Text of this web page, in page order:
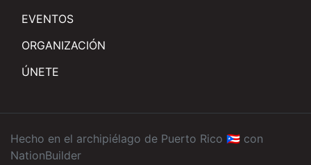
EVENTOS
ORGANIZACIÓN
ÚNETE
Hecho en el archipiélago de Puerto Rico 🇵🇷 con
NationBuilder